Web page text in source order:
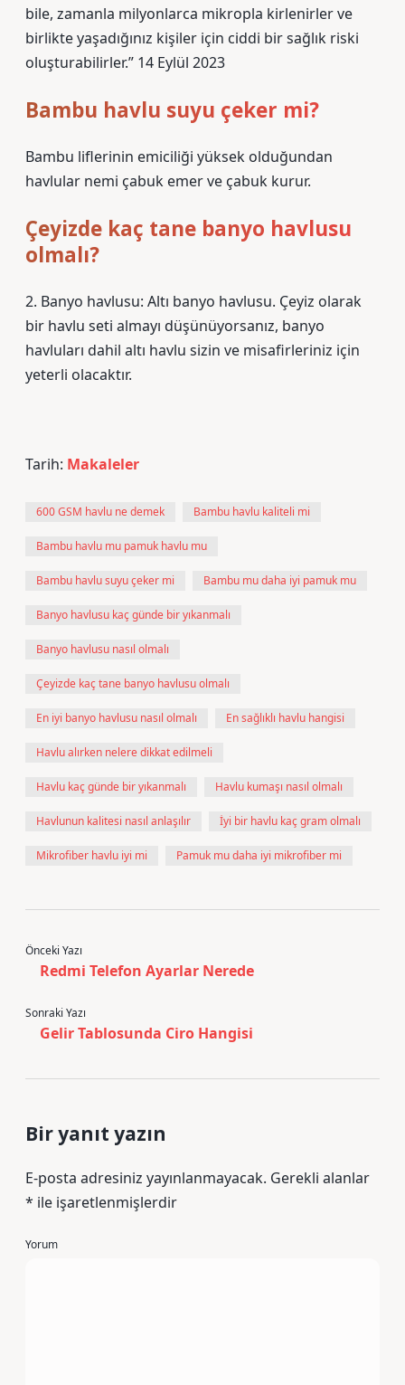
bile, zamanla milyonlarca mikropla kirlenirler ve
birlikte yaşadığınız kişiler için ciddi bir sağlık riski
oluşturabilirler.” 14 Eylül 2023
Bambu havlu suyu çeker mi?
Bambu liflerinin emiciliği yüksek olduğundan
havlular nemi çabuk emer ve çabuk kurur.
Çeyizde kaç tane banyo havlusu
olmalı?
2. Banyo havlusu: Altı banyo havlusu. Çeyiz olarak
bir havlu seti almayı düşünüyorsanız, banyo
havluları dahil altı havlu sizin ve misafirleriniz için
yeterli olacaktır.
Tarih: Makaleler
600 GSM havlu ne demek Bambu havlu kaliteli mi
Bambu havlu mu pamuk havlu mu
Bambu havlu suyu çeker mi Bambu mu daha iyi pamuk mu
Banyo havlusu kaç günde bir yıkanmalı
Banyo havlusu nasıl olmalı
Çeyizde kaç tane banyo havlusu olmalı
En iyi banyo havlusu nasıl olmalı En sağlıklı havlu hangisi
Havlu alırken nelere dikkat edilmeli
Havlu kaç günde bir yıkanmalı Havlu kumaşı nasıl olmalı
Havlunun kalitesi nasıl anlaşılır İyi bir havlu kaç gram olmalı
Mikrofiber havlu iyi mi Pamuk mu daha iyi mikrofiber mi
Önceki Yazı
Redmi Telefon Ayarlar Nerede
Sonraki Yazı
Gelir Tablosunda Ciro Hangisi
Bir yanıt yazın
E-posta adresiniz yayınlanmayacak. Gerekli alanlar
* ile işaretlenmişlerdir
Yorum